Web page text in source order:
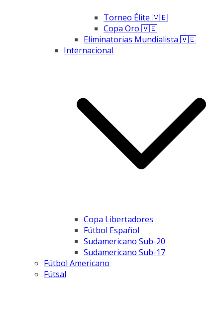
Torneo Élite 🇻🇪
Copa Oro 🇻🇪
Eliminatorias Mundialista 🇻🇪
Internacional
Copa Libertadores
Fútbol Español
Sudamericano Sub-20
Sudamericano Sub-17
Fútbol Americano
Fútsal